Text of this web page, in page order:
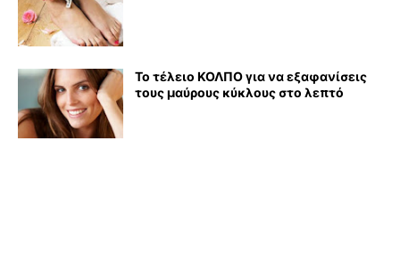
Το τέλειο ΚΟΛΠΟ για να εξαφανίσεις
τους μαύρους κύκλους στο λεπτό